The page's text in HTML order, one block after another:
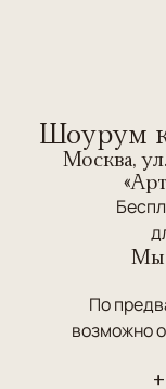
Шоурум
Москва,
Мы
По
возможно